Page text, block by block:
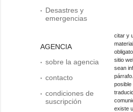
Desastres y
emergencias
AGENCIA
sobre la agencia
contacto
condiciones de
suscripción
citar y
sitio
sean
posible
existe